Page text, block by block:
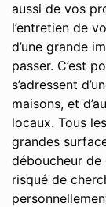
aussi de vos
l’entretien de
d’une grande
passer. C’est
s’adressent
maisons, et
locaux. Tous
grandes
déboucheur de
risqué de